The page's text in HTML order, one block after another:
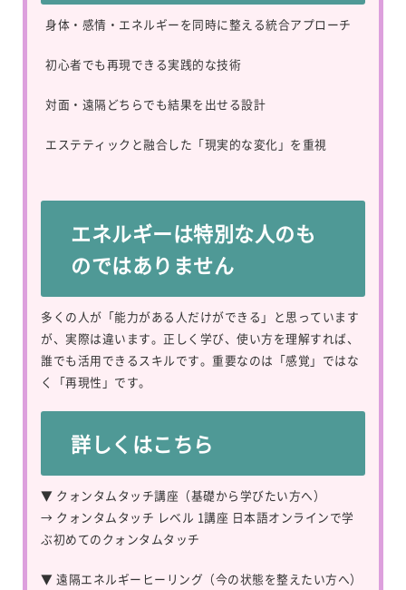
身体・感情・エネルギーを同時に整える統合アプローチ
初心者でも再現できる実践的な技術
対面・遠隔どちらでも結果を出せる設計
エステティックと融合した「現実的な変化」を重視
エネルギーは特別な人のも
のではありません
多くの人が「能力がある人だけができる」と思っています
が、実際は違います。正しく学び、使い方を理解すれば、
誰でも活用できるスキルです。重要なのは「感覚」ではな
く「再現性」です。
詳しくはこちら
▼ クォンタムタッチ講座（基礎から学びたい方へ）
→ クォンタムタッチ レベル 1講座 日本語オンラインで学
ぶ初めてのクォンタムタッチ
▼ 遠隔エネルギーヒーリング（今の状態を整えたい方へ）